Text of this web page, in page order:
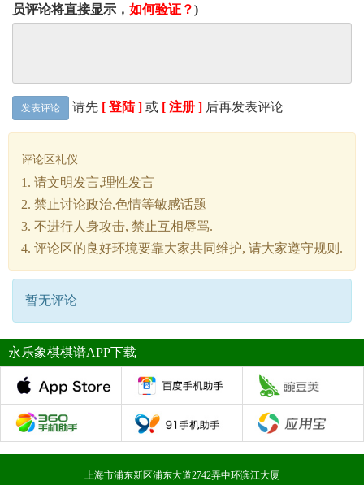
员评论将直接显示， 如何验证？)
发表评论 请先 [ 登陆 ] 或 [ 注册 ] 后再发表评论
评论区礼仪
1. 请文明发言,理性发言
2. 禁止讨论政治,色情等敏感话题
3. 不进行人身攻击, 禁止互相辱骂.
4. 评论区的良好环境要靠大家共同维护, 请大家遵守规则.
暂无评论
永乐象棋棋谱APP下载
上海市浦东新区浦东大道2742弄中环滨江大厦